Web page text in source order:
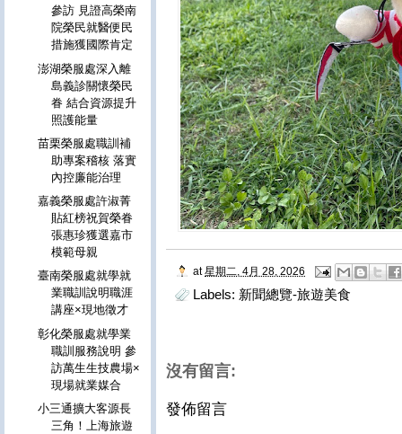
at 星期二, 4月 28, 2026
Labels: 新聞總覽-旅遊美食
沒有留言:
發佈留言
參訪 見證高榮南
院榮民就醫便民
措施獲國際肯定
澎湖榮服處深入離
島義診關懷榮民
眷 結合資源提升
照護能量
苗栗榮服處職訓補
助專案稽核 落實
內控廉能治理
嘉義榮服處許淑菁
貼紅榜祝賀榮眷
張惠珍獲選嘉市
模範母親
臺南榮服處就學就
業職訓說明職涯
講座×現地徵才
彰化榮服處就學業
職訓服務說明 參
訪萬生生技農場×
現場就業媒合
小三通擴大客源長
三角！上海旅遊